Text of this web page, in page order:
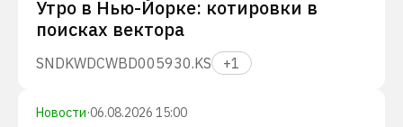
Утро в Нью-Йорке: котировки в
поисках вектора
SNDKWDCWBD005930.KS +1
Новости·06.08.2026 15:00